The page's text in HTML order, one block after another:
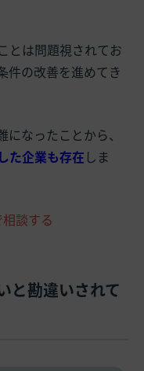
とは問題視されてお
件の改善を進めてき
なったことから、
た企業も存在 しま
談する
と勘違いされて